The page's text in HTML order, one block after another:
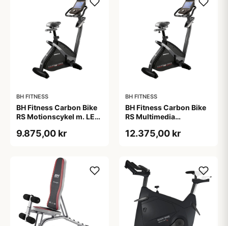
BH FITNESS
BH Fitness Carbon Bike
RS Motionscykel m. LED
9.875,00 kr
BH FITNESS
BH Fitness Carbon Bike
RS Multimedia
12.375,00 kr